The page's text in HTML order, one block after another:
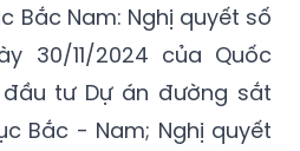
Bắc Nam: Nghị quyết số
30/11/2024 của Quốc
tư Dự án đường sắt
Bắc - Nam; Nghị quyết